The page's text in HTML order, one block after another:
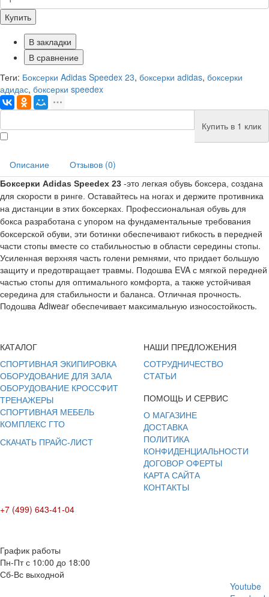
Купить
В закладки
В сравнение
Теги: Боксерки Adidas Speedex 23, боксерки adidas, боксерки
адидас, боксерки speedex
Купить в 1 клик
Описание Отзывов (0)
Боксерки Adidas Speedex 23 -это легкая обувь боксера, создана
для скорости в ринге. Оставайтесь на ногах и держите противника
на дистанции в этих боксерках. Профессиональная обувь для
бокса разработана с упором на фундаментальные требования
боксерской обуви, эти ботинки обеспечивают гибкость в передней
части стопы вместе со стабильностью в области середины стопы.
Усиленная верхняя часть голени ремнями, что придает большую
защиту и предотвращает травмы. Подошва EVA с мягкой передней
частью стопы для оптимального комфорта, а также устойчивая
середина для стабильности и баланса. Отличная прочность.
Подошва Adiwear обеспечивает максимальную износостойкость.
КАТАЛОГ
СПОРТИВНАЯ ЭКИПИРОВКА
ОБОРУДОВАНИЕ ДЛЯ ЗАЛА
ОБОРУДОВАНИЕ КРОССФИТ
ТРЕНАЖЕРЫ
СПОРТИВНАЯ МЕБЕЛЬ
КОМПЛЕКС ГТО
СКАЧАТЬ ПРАЙС-ЛИСТ
НАШИ ПРЕДЛОЖЕНИЯ
СОТРУДНИЧЕСТВО
СТАТЬИ
ПОМОЩЬ И СЕРВИС
О МАГАЗИНЕ
ДОСТАВКА
ПОЛИТИКА
КОНФИДЕНЦИАЛЬНОСТИ
ДОГОВОР ОФЕРТЫ
КАРТА САЙТА
КОНТАКТЫ
+7 (499) 643-41-04
График работы
Пн-Пт с 10:00 до 18:00
Сб-Вс выходной
Youtube